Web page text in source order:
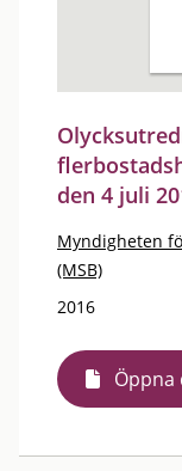
den 4 juli
Myndigheten
(MSB)
2016